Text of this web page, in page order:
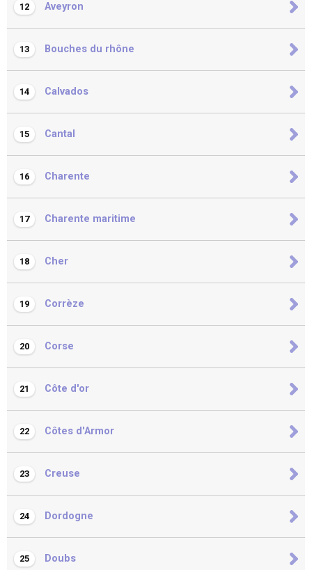
12 Aveyron
13 Bouches du rhône
14 Calvados
15 Cantal
16 Charente
17 Charente maritime
18 Cher
19 Corrèze
20 Corse
21 Côte d'or
22 Côtes d'Armor
23 Creuse
24 Dordogne
25 Doubs